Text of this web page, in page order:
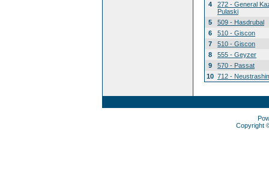
4
272 - General
Pulaski
5
509 - Hasdrubal
6
510 - Giscon
7
510 - Giscon
8
555 - Geyzer
9
570 - Passat
10 712 -
Copyright